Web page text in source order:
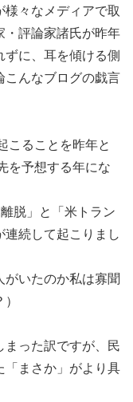
様々なメディアで取
・評論家諸氏が昨年
に、耳を傾ける側
こんなブログの戯言
こることを昨年と
を予想する年にな
脱」と「米トラン
連続して起こりまし
がいたのか私は寡聞
まった訳ですが、民
「まさか」がより具